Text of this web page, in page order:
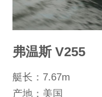
弗温斯 V255
艇长：7.67m
产地：美国